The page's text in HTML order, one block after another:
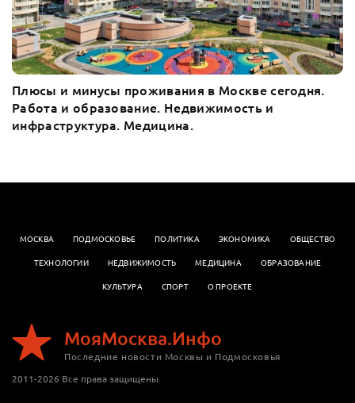
Плюсы и минусы проживания в Москве сегодня.
Работа и образование. Недвижимость и
инфраструктура. Медицина.
МояМосква.Инфо
Последние новости Москвы и Подмосковья
2011-2026 Все права защищены
МОСКВА ПОДМОСКОВЬЕ ПОЛИТИКА ЭКОНОМИКА
OБЩЕСТВО
ТЕХНОЛОГИИ
НЕДВИЖИМОСТЬ МЕДИЦИНА
ОБРАЗОВАНИЕ
КУЛЬТУРА
СПОРТ О ПРОЕКТЕ